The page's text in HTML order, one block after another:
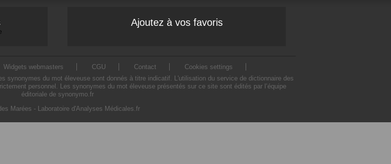
Ajoutez à vos favoris
Widgets webmasters CGU Contact
Cookies settings
synonymes du mot éleveuse sont donnés à titre indicatif. L'utilisation du service de dictionnaire des
personnel. Les synonymes du mot éleveuse présentés sur ce site sont édités par l’équipe
éditoriale de synonymo.fr
Marées - Laboratoire d'Analyses Médicales.fr